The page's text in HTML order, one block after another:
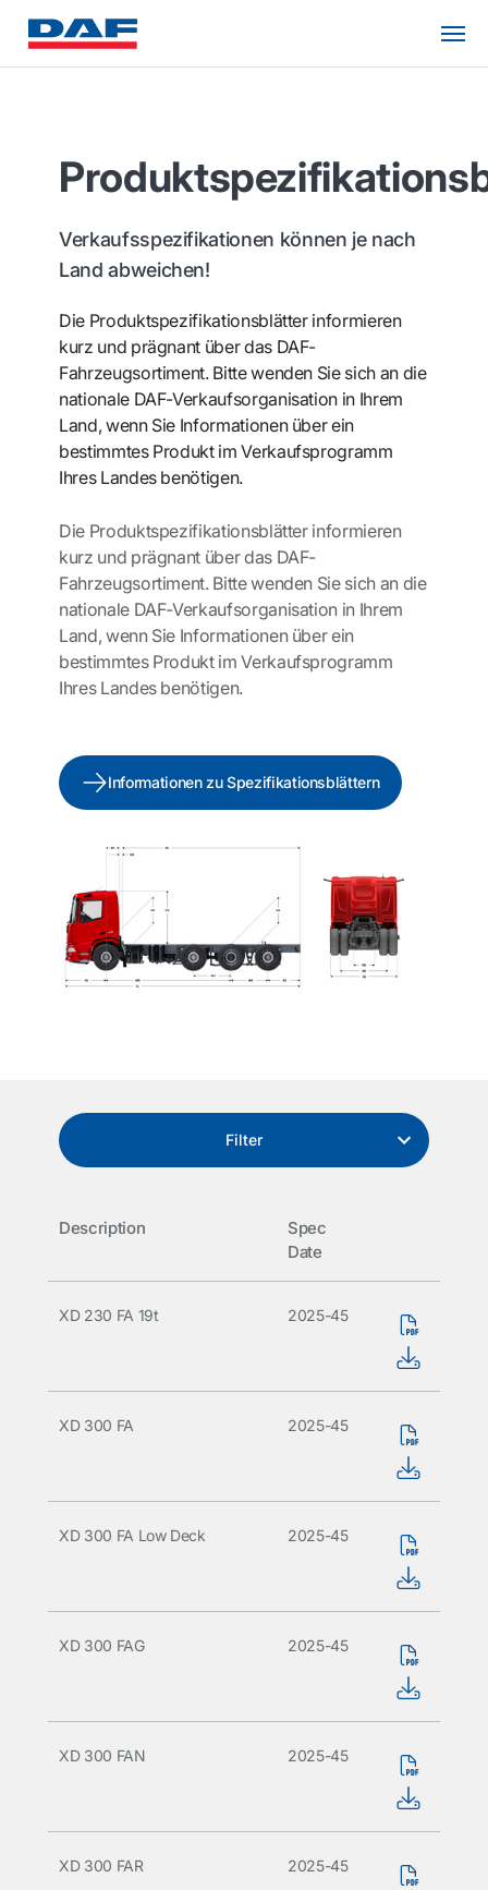
Verkaufsspezifikationen können je nach
Land abweichen!
Die Produktspezifikationsblätter informieren
kurz und prägnant über das DAF-
Fahrzeugsortiment. Bitte wenden Sie sich an die
nationale DAF-Verkaufsorganisation in Ihrem
Land, wenn Sie Informationen über ein
bestimmtes Produkt im Verkaufsprogramm
Ihres Landes benötigen.
Die Produktspezifikationsblätter informieren
kurz und prägnant über das DAF-
Fahrzeugsortiment. Bitte wenden Sie sich an die
nationale DAF-Verkaufsorganisation in Ihrem
Land, wenn Sie Informationen über ein
bestimmtes Produkt im Verkaufsprogramm
Ihres Landes benötigen.
Informationen zu Spezifikationsblättern
Filter
Description
Spec
Date
XD 230 FA 19t 2025-45
XD 300 FA 2025-45
XD 300 FA Low Deck 2025-45
XD 300 FAG 2025-45
XD 300 FAN 2025-45
XD 300 FAR 2025-45